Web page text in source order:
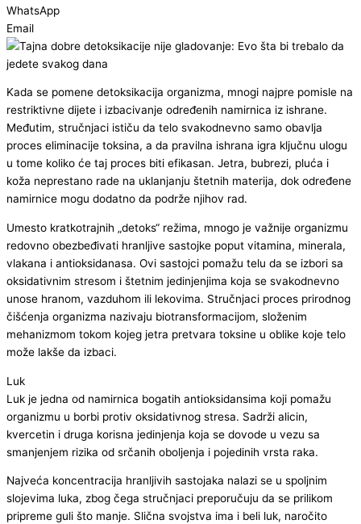
WhatsApp
Email
Kada se pomene detoksikacija organizma, mnogi najpre pomisle na
restriktivne dijete i izbacivanje određenih namirnica iz ishrane.
Međutim, stručnjaci ističu da telo svakodnevno samo obavlja
proces eliminacije toksina, a da pravilna ishrana igra ključnu ulogu
u tome koliko će taj proces biti efikasan. Jetra, bubrezi, pluća i
koža neprestano rade na uklanjanju štetnih materija, dok određene
namirnice mogu dodatno da podrže njihov rad.
Umesto kratkotrajnih „detoks“ režima, mnogo je važnije organizmu
redovno obezbeđivati hranljive sastojke poput vitamina, minerala,
vlakana i antioksidanasa. Ovi sastojci pomažu telu da se izbori sa
oksidativnim stresom i štetnim jedinjenjima koja se svakodnevno
unose hranom, vazduhom ili lekovima. Stručnjaci proces prirodnog
čišćenja organizma nazivaju biotransformacijom, složenim
mehanizmom tokom kojeg jetra pretvara toksine u oblike koje telo
može lakše da izbaci.
Luk
Luk je jedna od namirnica bogatih antioksidansima koji pomažu
organizmu u borbi protiv oksidativnog stresa. Sadrži alicin,
kvercetin i druga korisna jedinjenja koja se dovode u vezu sa
smanjenjem rizika od srčanih oboljenja i pojedinih vrsta raka.
Najveća koncentracija hranljivih sastojaka nalazi se u spoljnim
slojevima luka, zbog čega stručnjaci preporučuju da se prilikom
pripreme guli što manje. Slična svojstva ima i beli luk, naročito